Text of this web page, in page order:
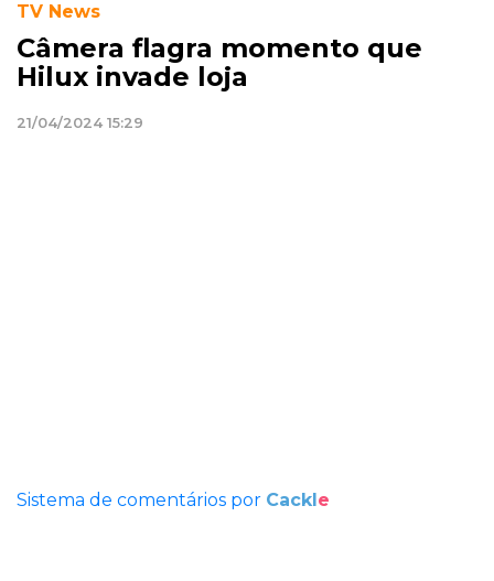
TV News
Câmera flagra momento que
Hilux invade loja
21/04/2024 15:29
Sistema de comentários por Cackle